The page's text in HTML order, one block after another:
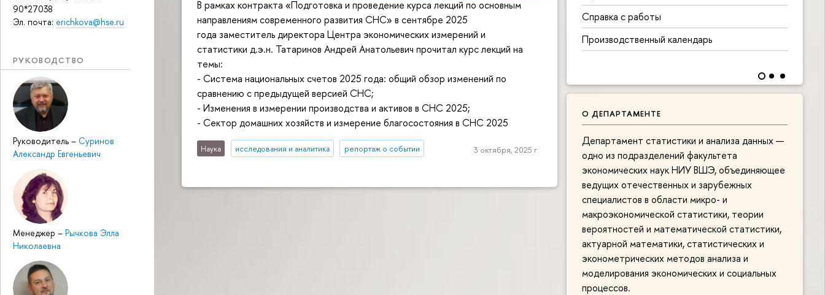
90*27038
Эл. почта: erichkova@hse.ru
РУКОВОДСТВО
Руководитель – Суринов
Александр Евгеньевич
Менеджер – Рычкова Элла
Николаевна
Справка с работы
Производственный календарь
О ДЕПАРТАМЕНТЕ
Департамент статистики и анализа данных —
одно из подразделений факультета
экономических наук НИУ ВШЭ, объединяющее
ведущих отечественных и зарубежных
специалистов в области микро- и
макроэкономической статистики, теории
вероятностей и математической статистики,
актуарной математики, статистических и
эконометрических методов анализа и
моделирования экономических и социальных
процессов.
В рамках контракта «Подготовка и проведение курса лекций по основным
направлениям современного развития СНС» в сентябре 2025
года заместитель директора Центра экономических измерений и
статистики д.э.н. Татаринов Андрей Анатольевич прочитал курс лекций на
темы:
- Система национальных счетов 2025 года: общий обзор изменений по
сравнению с предыдущей версией СНС;
- Изменения в измерении производства и активов в СНС 2025;
- Сектор домашних хозяйств и измерение благосостояния в СНС 2025
Наука исследования и аналитика репортаж о событии 3 октября, 2025 г.